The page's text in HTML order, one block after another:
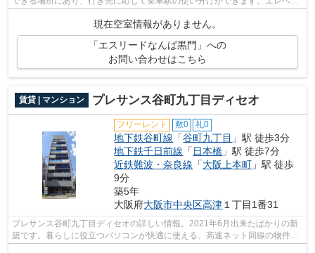
現在空室情報がありません。
「エスリードなんば黒門」への
お問い合わせはこちら
賃貸 | マンション プレサンス谷町九丁目ディセオ
フリーレント 敷0 礼0
地下鉄谷町線 「谷町九丁目 」駅 徒歩3分
地下鉄千日前線 「 日本橋 」駅 徒歩7分
近鉄難波・奈良線 「大阪上本町 」駅 徒歩
9分
築5年
大阪府大阪市中央区高津 １丁目1番31
プレサンス谷町九丁目ディセオの詳しい情報。2021年6月出来たばかりの新
築です。暮らしに役立つパソコンが快適に使える、高速ネット回線の物件。